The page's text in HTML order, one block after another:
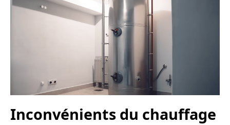
Inconvénients du chauffage